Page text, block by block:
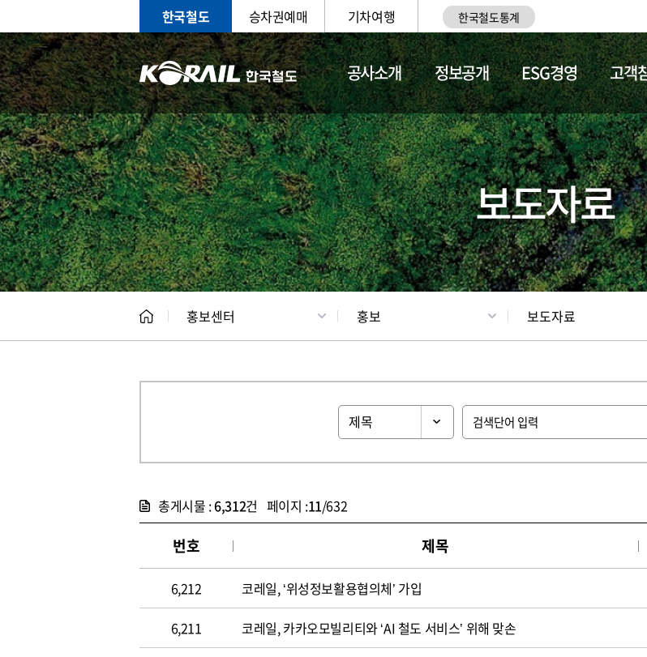
한국철도 승차권예매 기차여행 한국철도통계
공사소개 정보공개 ESG경영 고객
홍보 문화사업 갤러리
보도자료
홍보센터 홍보 보도자료
총게시물 :6,312건 페이지 :11/632
번호 제목
6,212 코레일, ‘위성정보활용협의체’ 가입
6,211 코레일, 카카오모빌리티와 ‘AI 철도 서비스’ 위해 맞손